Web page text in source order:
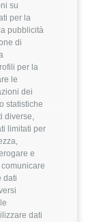
su
per la
pubblicità
di
per la
le
dei
statistiche
diverse,
limitati per
e
dati
dati
Hiring Partner